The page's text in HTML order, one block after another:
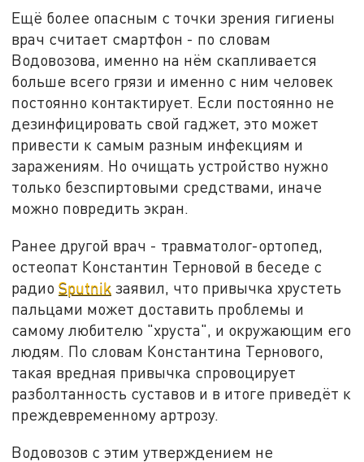
Ещё более опасным с точки зрения гигиены
врач считает смартфон - по словам
Водовозова, именно на нём скапливается
больше всего грязи и именно с ним человек
постоянно контактирует. Если постоянно не
дезинфицировать свой гаджет, это может
привести к самым разным инфекциям и
заражениям. Но очищать устройство нужно
только безспиртовыми средствами, иначе
можно повредить экран.
Ранее другой врач - травматолог-ортопед,
остеопат Константин Терновой в беседе с
радиоSputnik заявил, что привычка хрустеть
пальцами может доставить проблемы и
самому любителю "хруста", и окружающим его
людям. По словам Константина Тернового,
такая вредная привычка спровоцирует
разболтанность суставов и в итоге приведёт к
преждевременному артрозу.
Водовозов с этим утверждением не